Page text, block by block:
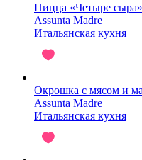
Пицца «Четыре сыра»
Assunta Madre
Итальянская кухня
Окрошка с мясом и
Assunta Madre
Итальянская кухня